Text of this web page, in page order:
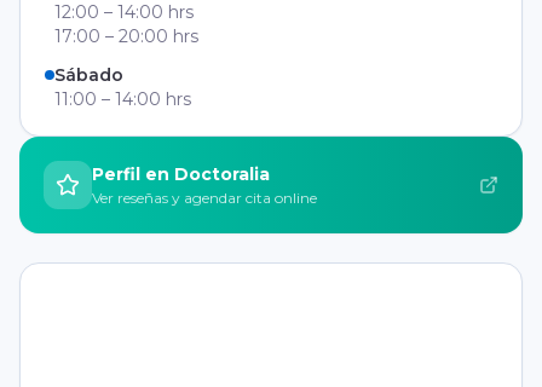
12:00 – 14:00 hrs
17:00 – 20:00 hrs
Sábado
11:00 – 14:00 hrs
Perfil en Doctoralia
Ver reseñas y agendar cita online